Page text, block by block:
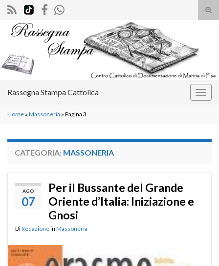
il
Search for:
Rassegna Stampa Cattolica
Home » Massoneria » Pagina 3
CATEGORIA: MASSONERIA
AGO
07
Per il Bussante del Grande
Oriente d’Italia: Iniziazione e
Gnosi
DiRedazionein Massoneria